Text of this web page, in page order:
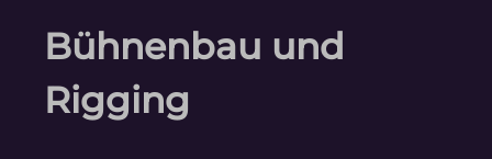
Bühnenbau und
Rigging